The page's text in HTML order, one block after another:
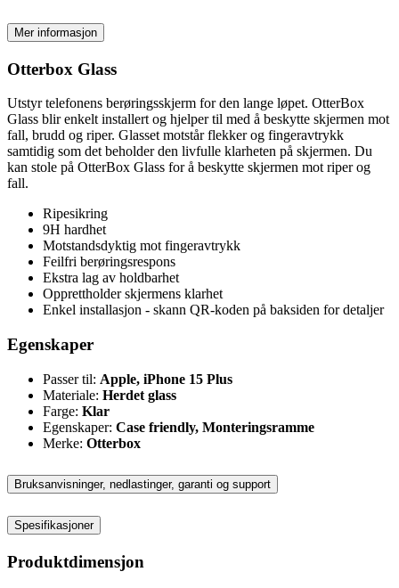
Mer informasjon
Otterbox Glass
Utstyr telefonens berøringsskjerm for den lange løpet. OtterBox
Glass blir enkelt installert og hjelper til med å beskytte skjermen mot
fall, brudd og riper. Glasset motstår flekker og fingeravtrykk
samtidig som det beholder den livfulle klarheten på skjermen. Du
kan stole på OtterBox Glass for å beskytte skjermen mot riper og
fall.
Ripesikring
9H hardhet
Motstandsdyktig mot fingeravtrykk
Feilfri berøringsrespons
Ekstra lag av holdbarhet
Opprettholder skjermens klarhet
Enkel installasjon - skann QR-koden på baksiden for detaljer
Egenskaper
Passer til: Apple, iPhone 15 Plus
Materiale: Herdet glass
Farge: Klar
Egenskaper: Case friendly, Monteringsramme
Merke: Otterbox
Bruksanvisninger, nedlastinger, garanti og support
Spesifikasjoner
Produktdimensjon